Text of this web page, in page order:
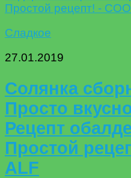
Сладкое
27.01.2019
Солянка
Просто
Рецепт
Простой
ALF